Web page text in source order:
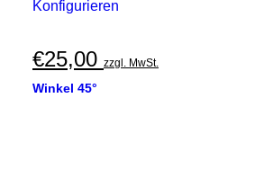
Konfigurieren
€25,00 zzgl. MwSt.
Winkel 45°